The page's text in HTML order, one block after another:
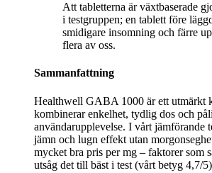
Att tabletterna är växtbaserade
i testgruppen; en tablett före
smidigare insomning och färre
flera av oss.
Sammanfattning
Healthwell GABA 1000 är ett utmärkt
kombinerar enkelhet, tydlig dos och
användarupplevelse. I vårt jämförande
jämn och lugn effekt utan
mycket bra pris per mg – faktorer som
utsåg det till bäst i test (vårt betyg 4,7/